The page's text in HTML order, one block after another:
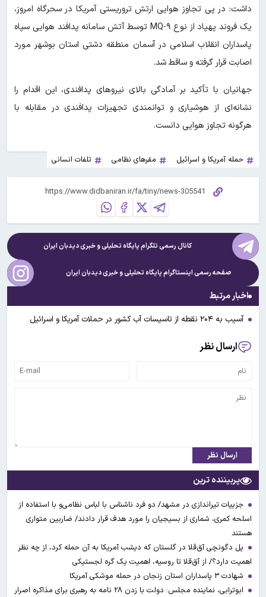
داشت: در پی تجاوز هوایی ارتش تروریستی آمریکا در سحرگاه امروز،
یک فروند پهپاد از نوع MQ-۹ توسط آتش سامانه پدافند هوایی سپاه
پاسداران انقلاب اسلامی در آسمان منطقه دشتی استان بوشهر مورد
اصابت قرار گرفته و ساقط شد.
جهانیان با تأکید بر آمادگی بالای نیروهای پدافندی، این اقدام را
نشانه‌ای از هوشیاری و توانمندی تجهیزات پدافندی در مقابله با
هرگونه تجاوز هوایی دانست.
حمله آمریکا و اسرائیل مقرهای نظامی تلفات انسانی
کانال رسمی تلگرام پایگاه تحلیلی و خبریدیدبان ایران
صفحه رسمی اینستاگرام پایگاه تحلیلی و خبریدیدبان ایران
اخبار مرتبط
آسیب به ۲۰۴ نقطه از تاسیسات آب کشور در حملات آمریکا و اسرائیل
ارسال نظر
ارسال نظر
پربیننده ترین
جزییات تیراندازی در مشهد/ دو فرد ناشناس با لباس نظامی‌و با استفاده از
اسلحه کمری، شماری از بسیجیان را مورد هدف قرار دادند/ ضاربین متواری
هستند
پل دگونچی آق‌قلا در گلستان که دیشب آمریکا به آن حمله کرد، از چه نظر
اهمیت دارد؟/ از آق‌قلا تا روسیه، اهمیت یک گره لجستیکی
شهادت ۳ ‌پاسداران استان زنجان در حمله موشکی آمریکا
ابوترابی، نماینده مجلس: دولت با زدن ۲۸ نامه به رهبری برای مذاکره اصرار